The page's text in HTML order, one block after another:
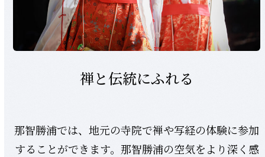
禅と伝統にふれる
那智勝浦では、地元の寺院で禅や写経の体験に参加
することができます。那智勝浦の空気をより深く感